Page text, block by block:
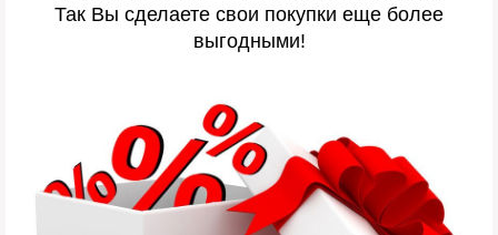
Так Вы сделаете свои покупки еще более
выгодными!